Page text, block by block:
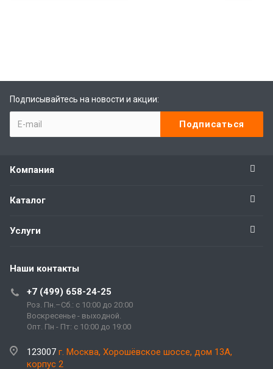
Подписывайтесь на новости и акции:
Компания
Каталог
Услуги
Наши контакты
+7 (499) 658-24-25
Роз. Пн.–Сб.: с 10:00 до 20:00
Воскресенье - выходной.
Опт. Пн - Пт: с 10:00 до 19:00
123007 г. Москва, Хорошёвское шоссе, дом 13А,
корпус 2